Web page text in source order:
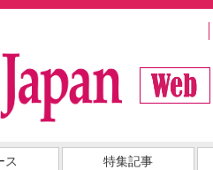
ス 特集記事